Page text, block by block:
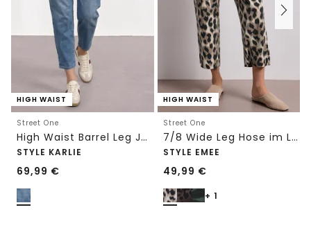
HIGH WAIST
Street One
High Waist Barrel Leg Jeans im Loose Fit
STYLE KARLIE
69,99 €
HIGH WAIST
Street One
7/8 Wide Leg Hose im Loose Fit mit Print
STYLE EMEE
49,99 €
+ 1